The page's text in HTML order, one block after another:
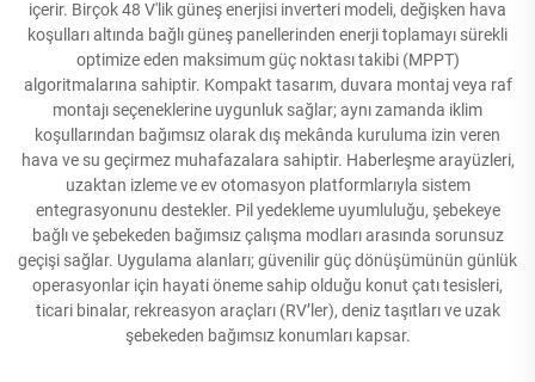
içerir. Birçok 48 V'lik güneş enerjisi inverteri modeli, değişken hava
koşulları altında bağlı güneş panellerinden enerji toplamayı sürekli
optimize eden maksimum güç noktası takibi (MPPT)
algoritmalarına sahiptir. Kompakt tasarım, duvara montaj veya raf
montajı seçeneklerine uygunluk sağlar; aynı zamanda iklim
koşullarından bağımsız olarak dış mekânda kuruluma izin veren
hava ve su geçirmez muhafazalara sahiptir. Haberleşme arayüzleri,
uzaktan izleme ve ev otomasyon platformlarıyla sistem
entegrasyonunu destekler. Pil yedekleme uyumluluğu, şebekeye
bağlı ve şebekeden bağımsız çalışma modları arasında sorunsuz
geçişi sağlar. Uygulama alanları; güvenilir güç dönüşümünün günlük
operasyonlar için hayati öneme sahip olduğu konut çatı tesisleri,
ticari binalar, rekreasyon araçları (RV’ler), deniz taşıtları ve uzak
şebekeden bağımsız konumları kapsar.